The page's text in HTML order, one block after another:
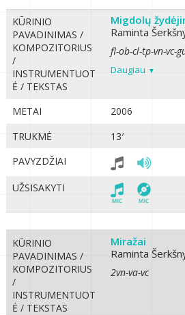
KŪRINIO
PAVADINIMAS /
KOMPOZITORIUS
/
INSTRUMENTUOT
Ė / TEKSTAS
Migdolų
Raminta
fl-ob-cl-tp-vn-vc-
Daugiau
METAI
2006
TRUKMĖ
13′
PAVYZDŽIAI
UŽSISAKYTI
KŪRINIO
PAVADINIMAS /
KOMPOZITORIUS
/
INSTRUMENTUOT
Ė / TEKSTAS
Miražai
Raminta
2vn-va-vc